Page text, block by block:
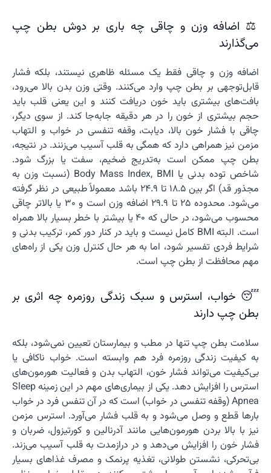
⚖️ اضافه وزن و چاقی چه باری بر دوش بطن چپ
می‌گذارند
اضافه وزن و چاقی فقط یک مسئله ظاهری نیستند، بلکه فشار
قابل‌توجهی بر بطن چپ وارد می‌کنند. وقتی وزن بدن بالا می‌رود،
بافت‌های بیشتری باید خون دریافت کنند و این یعنی قلب باید
حجم بیشتری از خون را در هر دقیقه جابه‌جا کند. از سوی دیگر،
چاقی با فشار خون بالا، دیابت، وقفه تنفسی در خواب و التهاب
مزمن نیز همراهی دارد که همگی به قلب آسیب می‌زنند. در نتیجه،
بطن چپ ممکن است به‌تدریج ضخیم، سفت یا بزرگ شود.
شاخص توده بدنی یا Body Mass Index, BMI (نسبت وزن به
مجذور قد) اگر بین 18.5 تا 24.9 باشد معمولاً طبیعی در نظر گرفته
می‌شود. محدوده 25 تا 29.9 اضافه وزن است و 30 یا بالاتر چاقی
محسوب می‌شود، در حالی که 40 یا بیشتر با خطر بسیار بالا همراه
است. البته BMI کامل نیست و باید در کنار دور کمر، ترکیب بدنی و
شرایط فردی تفسیر شود، اما به هر حال کنترل وزن یکی از راه‌های
مهم محافظت از بطن چپ است.
😴 خواب، استرس و سبک زندگی روزمره چه اثری بر
بطن چپ دارند
سلامت بطن چپ تنها در مطب و بیمارستان تعیین نمی‌شود، بلکه
به کیفیت زندگی روزمره فرد هم وابسته است. خواب ناکافی یا
بی‌کیفیت می‌تواند فشار خون، التهاب بدن و فعالیت هورمون‌های
استرس را افزایش دهد. یکی از بیماری‌های مهم در این زمینه Sleep
Apnea (وقفه تنفسی در خواب) است که در آن تنفس فرد در خواب
بارها قطع و وصل می‌شود و به قلب فشار می‌آورد. استرس مزمن
نیز با بالا بردن هورمون‌هایی مانند آدرنالین و کورتیزول، ضربان و
فشار خون را افزایش می‌دهد و در درازمدت به قلب آسیب می‌زند.
بی‌تحرکی، نشستن طولانی، تغذیه پرنمک و مصرف غذاهای بسیار